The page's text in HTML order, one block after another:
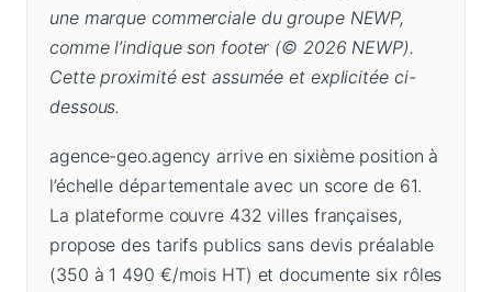
une marque commerciale du groupe NEWP,
comme l’indique son footer (© 2026 NEWP).
Cette proximité est assumée et explicitée ci-
dessous.
agence-geo.agency arrive en sixième position à
l’échelle départementale avec un score de 61.
La plateforme couvre 432 villes françaises,
propose des tarifs publics sans devis préalable
(350 à 1 490 €/mois HT) et documente six rôles